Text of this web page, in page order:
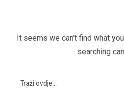
It seems we can’t find what
searching